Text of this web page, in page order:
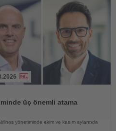
üç önemli atama
yönetiminde ekim ve kasım aylarında